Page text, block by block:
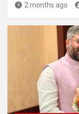
2 months ago